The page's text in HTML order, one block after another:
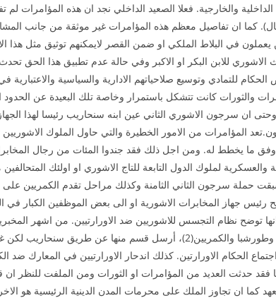
والخارجية. فعلا الصعيد الداخلي نجد ان هذه المؤامرات لم
كما ان تفاصيل معظم هذه المؤامرات غير موثقة من جانب
في البلاط الملكي او ضمن القصر لايمكنهم توثيق مثل هذا
للابن البكر او الاكبر وفي حالة عدم تطبيق هذا الحق
للتمادي وتوسيع صلاحياتهم الادارية والسياسية
والثورات كانت تتشكل باستمرار وخاصة تلك البعيدة عن الحدود
ان سرجون الاشوري الثاني عين ابنه سنحاريب رئيسا لهذا
المؤامرات من الامور الخطيرة والتي حاول الملوك الاشوريين
وفق ما يخطط له. ومن اجل ذلك فقد جندوا المئات من رجال
حملة سرجون الثاني الثامنة وكذلك مراحل تقدم الكمريين على
جهاز المخابرات الاشورية او الى بعض الموظفين الكبار في
فقد عثر على 20 تقرير له تخص الاورارتو والمانيين والاوكيين وطورشبا
لم تجدي نفعا فقد حدثت العديد من المؤامرات او الثورات ومن الملفت
كما ان تجاوز الملك على محرمات المدن الدينية الرئيسية هو